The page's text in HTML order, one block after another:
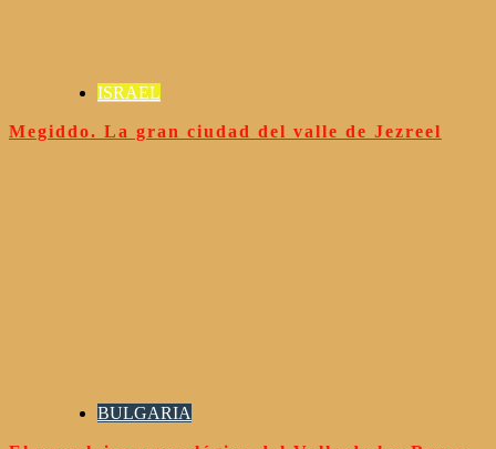
ISRAEL
Megiddo. La gran ciudad del valle de Jezreel
BULGARIA